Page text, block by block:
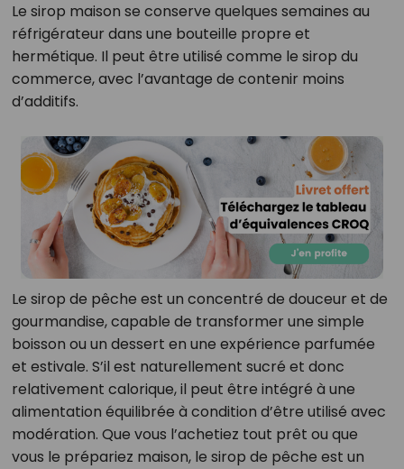
Le sirop maison se conserve quelques semaines au
réfrigérateur dans une bouteille propre et
hermétique. Il peut être utilisé comme le sirop du
commerce, avec l’avantage de contenir moins
d’additifs.
Le sirop de pêche est un concentré de douceur et de
gourmandise, capable de transformer une simple
boisson ou un dessert en une expérience parfumée
et estivale. S’il est naturellement sucré et donc
relativement calorique, il peut être intégré à une
alimentation équilibrée à condition d’être utilisé avec
modération. Que vous l’achetiez tout prêt ou que
vous le prépariez maison, le sirop de pêche est un